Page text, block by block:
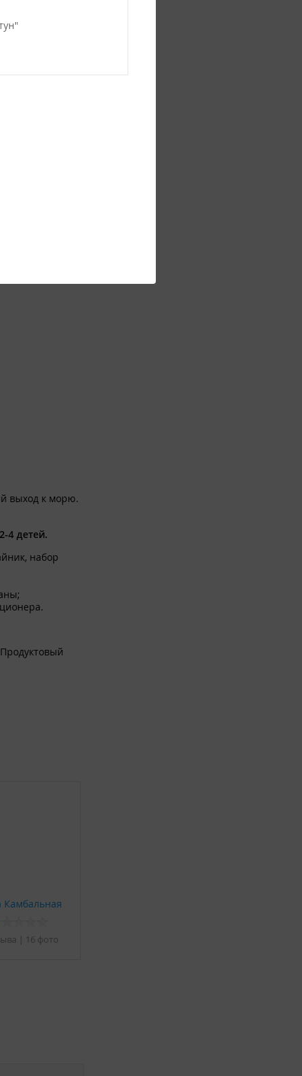
Артем
налево
выход к морю.
4 детей.
набор
Камбальная
| 16 фото
для детей. На
чайник,
машинка.